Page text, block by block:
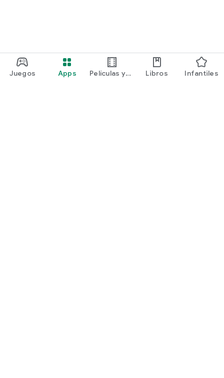
Juegos Apps
Películas y
Libros Infantiles